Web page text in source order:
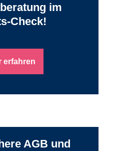
im
Check!
erfahren
AGB und